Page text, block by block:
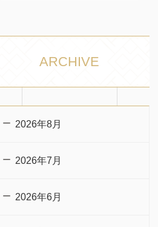
ARCHIVE
2026年8月
2026年7月
2026年6月